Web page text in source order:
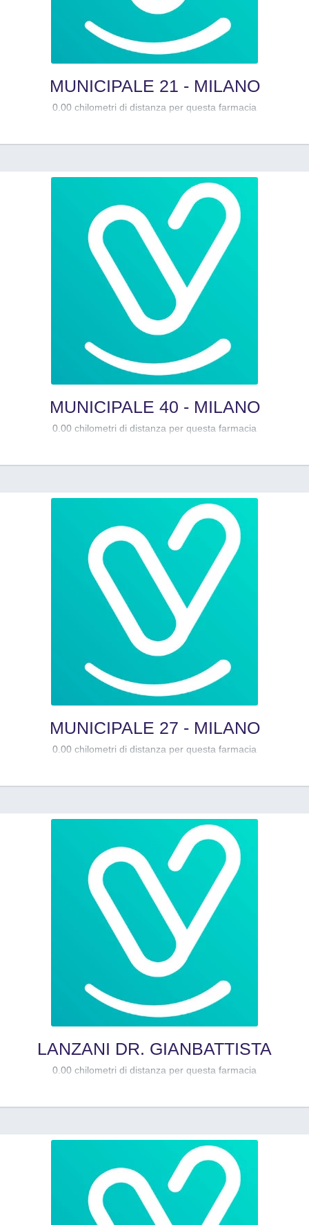
MUNICIPALE 21 - MILANO
0.00 chilometri di distanza per questa farmacia
MUNICIPALE 40 - MILANO
0.00 chilometri di distanza per questa farmacia
MUNICIPALE 27 - MILANO
0.00 chilometri di distanza per questa farmacia
LANZANI DR. GIANBATTISTA
0.00 chilometri di distanza per questa farmacia